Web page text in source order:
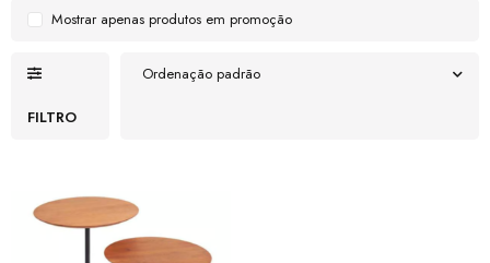
FILTRO
Ordenação padrão
Mostrar apenas produtos em promoção